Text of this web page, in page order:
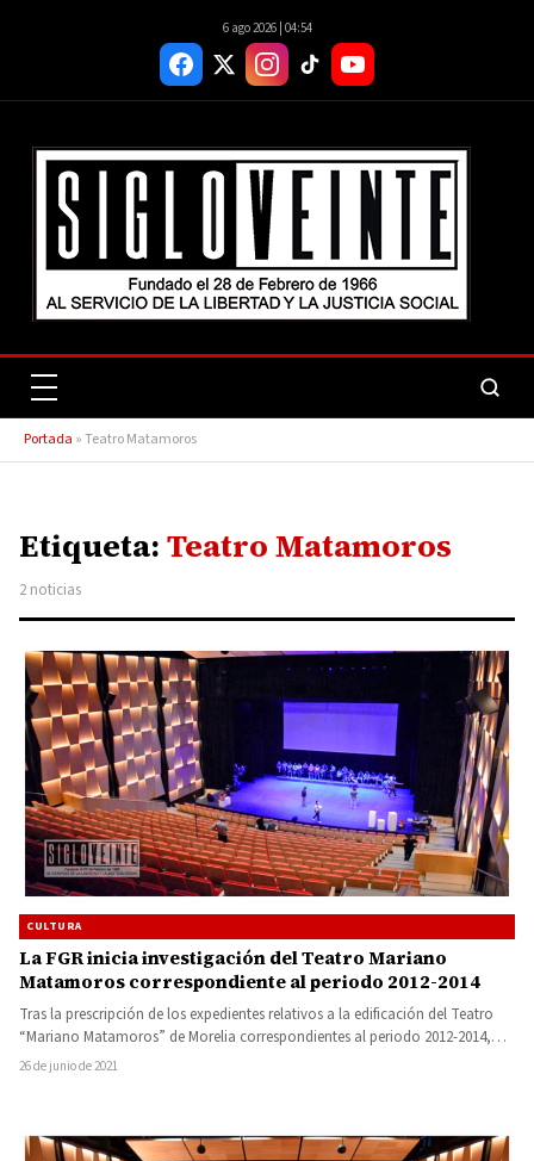
6 ago 2026 | 04:54
Portada »Teatro Matamoros
Etiqueta:Teatro Matamoros
2 noticias
CULTURA
La FGR inicia investigación del Teatro Mariano
Matamoros correspondiente al periodo 2012-2014
Tras la prescripción de los expedientes relativos a la edificación del Teatro
“Mariano Matamoros” de Morelia correspondientes al periodo 2012-2014,…
26 de junio de 2021